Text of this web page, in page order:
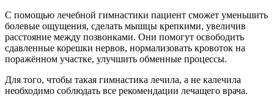
С помощью лечебной гимнастики пациент сможет уменьшить
болевые ощущения, сделать мышцы крепкими, увеличив
расстояние между позвонками. Они помогут освободить
сдавленные корешки нервов, нормализовать кровоток на
поражённом участке, улучшить обменные процессы.
Для того, чтобы такая гимнастика лечила, а не калечила
необходимо соблюдать все рекомендации лечащего врача.